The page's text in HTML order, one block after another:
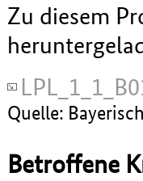
Zu diesem
Quelle:
Betroffene